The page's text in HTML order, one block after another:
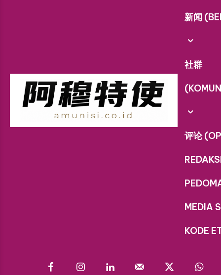
新闻
社群
评论
MEDIA
KODE